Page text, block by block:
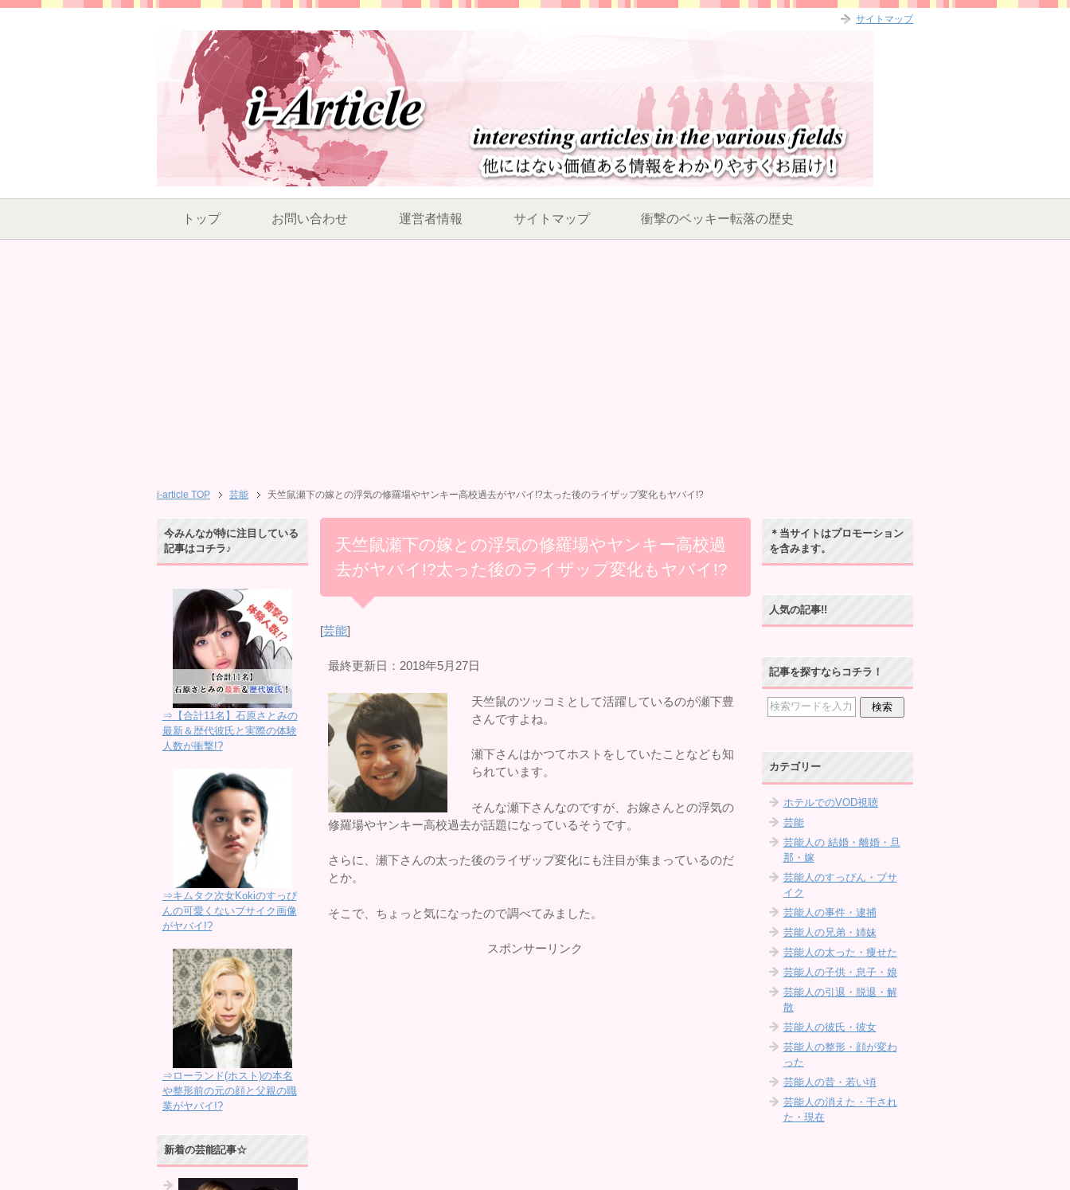
トップ お問い合わせ 運営者情報 サイトマップ 衝撃のベッキー転落の歴史
i-article TOP 芸能 天竺鼠瀬下の嫁との浮気の修羅場やヤンキー高校過去がヤバイ!?太った後のライザップ変化もヤバイ!?
天竺鼠瀬下の嫁との浮気の修羅場やヤンキー高校過
去がヤバイ!?太った後のライザップ変化もヤバイ!?
[芸能]
最終更新日：2018年5月27日
天竺鼠のツッコミとして活躍しているのが瀬下豊
さんですよね。
瀬下さんはかつてホストをしていたことなども知
られています。
そんな瀬下さんなのですが、お嫁さんとの浮気の
修羅場やヤンキー高校過去が話題になっているそうです。
さらに、瀬下さんの太った後のライザップ変化にも注目が集まっているのだ
とか。
そこで、ちょっと気になったので調べてみました。
スポンサーリンク
今みんなが特に注目している
記事はコチラ♪
⇒【合計11名】石原さとみの
最新＆歴代彼氏と実際の体験
人数が衝撃!?
⇒キムタク次女Kokiのすっぴ
んの可愛くないブサイク画像
がヤバイ!?
⇒ローランド(ホスト)の本名
や整形前の元の顔と父親の職
業がヤバイ!?
新着の芸能記事☆
＊当サイトはプロモーション
を含みます。
人気の記事!!
記事を探すならコチラ！
カテゴリー
ホテルでのVOD視聴
芸能
芸能人の 結婚・離婚・旦
那・嫁
芸能人のすっぴん・ブサ
イク
芸能人の事件・逮捕
芸能人の兄弟・姉妹
芸能人の太った・痩せた
芸能人の子供・息子・娘
芸能人の引退・脱退・解
散
芸能人の彼氏・彼女
芸能人の整形・顔が変わ
った
芸能人の昔・若い頃
芸能人の消えた・干され
た・現在
サイトマップ